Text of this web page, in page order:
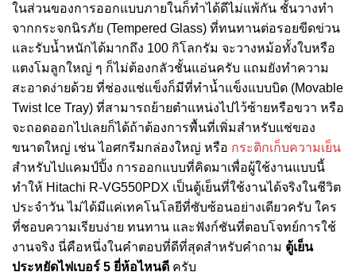
ในส่วนของการออกแบบภายในก็ทำได้ดีไม่แพ้กัน ชั้นวางทำ
จากกระจกนิรภัย (Tempered Glass) ที่ทนทานต่อรอยขีดข่วน
และรับน้ำหนักได้มากถึง 100 กิโลกรัม จะวางหม้อทั้งใบหรือ
แตงโมลูกใหญ่ ๆ ก็ไม่ต้องกลัวชั้นแอ่นครับ แถมยังทำความ
สะอาดง่ายด้วย ที่ช่องแช่แข็งก็มีที่ทำน้ำแข็งแบบบิด (Movable
Twist Ice Tray) ที่สามารถย้ายตำแหน่งไปไว้ซ้ายหรือขวา หรือ
จะถอดออกไปเลยก็ได้ถ้าต้องการพื้นที่เพิ่มสำหรับแช่ของ
ขนาดใหญ่ เช่น ไอศกรีมกล่องใหญ่ หรือ กระติกเก็บความเย็น
สำหรับไปแคมป์ปิ้ง การออกแบบที่คิดมาเพื่อผู้ใช้งานแบบนี้
ทำให้ Hitachi R-VG550PDX เป็นตู้เย็นที่ใช้งานได้จริงในชีวิต
ประจำวัน ไม่ได้มีแค่เทคโนโลยีที่ซับซ้อนอย่างเดียวครับ ใคร
ที่ชอบความเรียบง่าย ทนทาน และฟังก์ชันที่ตอบโจทย์การใช้
งานจริง นี่คือหนึ่งในคำตอบที่ดีที่สุดสำหรับคำถาม ตู้เย็น
ประหยัดไฟเบอร์ 5 ยี่ห้อไหนดี ครับ